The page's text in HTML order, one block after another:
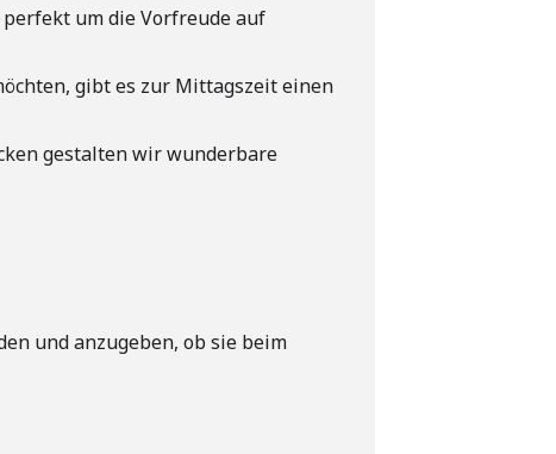
um die Vorfreude auf
gibt es zur Mittagszeit einen
gestalten wir wunderbare
und anzugeben, ob sie beim